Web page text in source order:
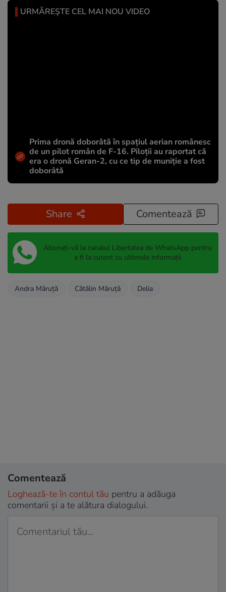
URMĂREȘTE CEL MAI NOU VIDEO
Prima dronă doborâtă în spațiul aerian românesc
de un pilot român de F-16. Piloții au raportat că
era o dronă Geran-2, cu ce tip de muniție a fost
doborâtă
Share Comentează
Abonați-vă la canalul Libertatea de WhatsApp pentru
a fi la curent cu ultimele informații
Andra Măruță Cătălin Măruță Delia
Comentează
Loghează-te în contul tău pentru a adăuga
comentarii și a te alătura dialogului.